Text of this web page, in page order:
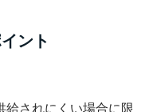
ント
給されにくい場合に限